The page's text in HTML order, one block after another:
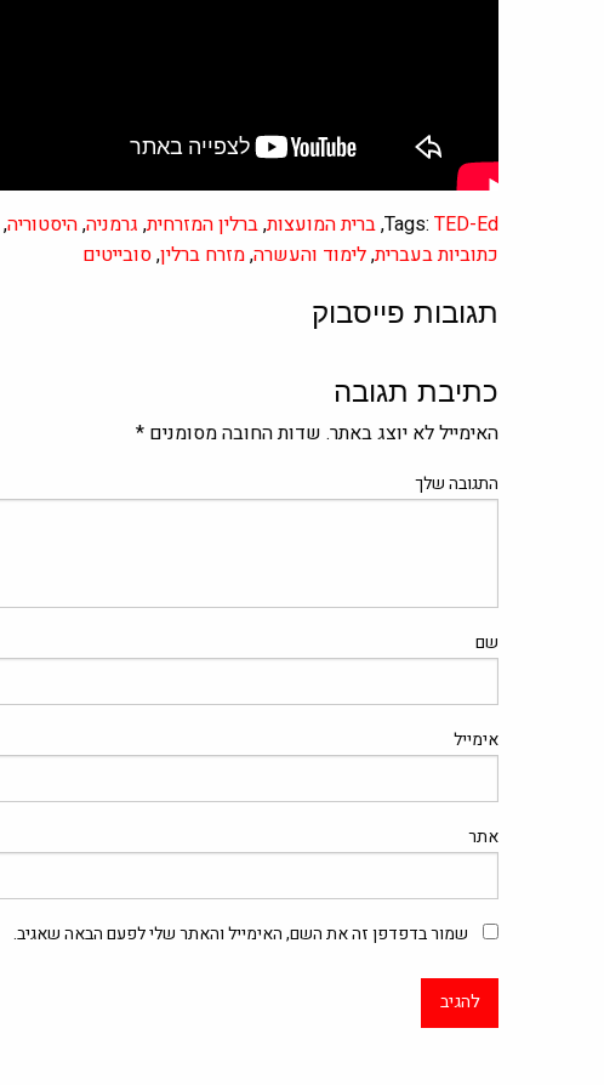
Tags: TED-Ed
,ברית המועצות,ברלין המזרחית, גרמניה,היסטוריה,
כתוביות בעברית,לימוד והעשרה,מזרח ברלין,סובייטים
תגובות פייסבוק
כתיבת תגובה
האימייל לא יוצג באתר. שדות החובה מסומנים *
התגובה שלך
שם
אימייל
אתר
שמור בדפדפן זה את השם, האימייל והאתר שלי לפעם הבאה שאגיב.